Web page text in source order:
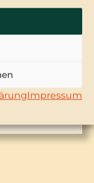
Impressum
oder
…